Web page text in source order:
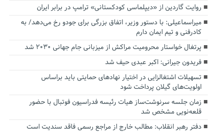
روایت گاردین از «دیپلماسی کودکستانی» ترامپ در برابر ایران
میراسماعیلی: با دستور وزیر، اتفاق بزرگی برای جودو رخ می‌دهد/ به
کادرفنی و تیم ایمان دارم
پرتغال خواستار محرومیت مراکش از میزبانی جام جهانی ۲۰۳۰ شد
فریدون جیرانی: اکبر عبدی حیف شد
تسهیلات اشتغالزایی در اختیار نهادهای حمایتی باید براساس
اولویت‌های گیلان پرداخت شود
زمان جلسه سرنوشت‌ساز هیات رئیسه فدراسیون فوتبال با حضور
قلعه‌نویی مشخص شد
دفتر رهبر انقلاب: مطالب خارج از مراجع رسمی فاقد سندیت است